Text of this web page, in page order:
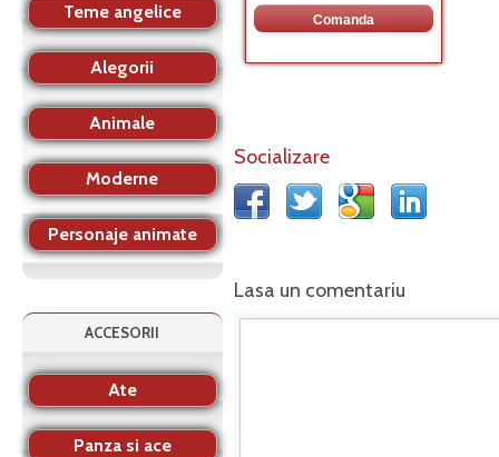
Socializare
Lasa un comentariu
Teme angelice
Alegorii
Animale
Moderne
Personaje animate
ACCESORII
Ate
Panza si ace